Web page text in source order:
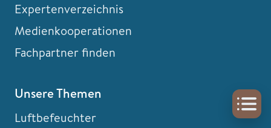
Expertenverzeichnis
Medienkooperationen
Fachpartner finden
Unsere Themen
Luftbefeuchter